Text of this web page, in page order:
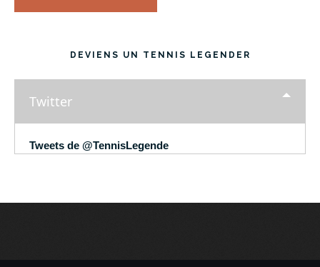
DEVIENS UN TENNIS LEGENDER
Twitter
Tweets de @TennisLegende